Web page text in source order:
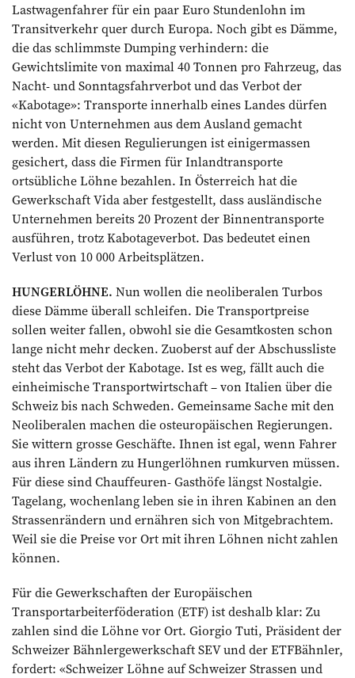
Lastwagenfahrer für ein paar Euro Stundenlohn im
Transitverkehr quer durch Europa. Noch gibt es Dämme,
die das schlimmste Dumping verhindern: die
Gewichtslimite von maximal 40 Tonnen pro Fahrzeug, das
Nacht- und Sonntagsfahrverbot und das Verbot der
«Kabotage»: Transporte innerhalb eines Landes dürfen
nicht von Unternehmen aus dem Ausland gemacht
werden. Mit diesen Regulierungen ist einigermassen
gesichert, dass die Firmen für Inlandtransporte
ortsübliche Löhne bezahlen. In Österreich hat die
Gewerkschaft Vida aber festgestellt, dass ausländische
Unternehmen bereits 20 Prozent der Binnentransporte
ausführen, trotz Kabotageverbot. Das bedeutet einen
Verlust von 10 000 Arbeitsplätzen.
HUNGERLÖHNE. Nun wollen die neoliberalen Turbos
diese Dämme überall schleifen. Die Transportpreise
sollen weiter fallen, obwohl sie die Gesamtkosten schon
lange nicht mehr decken. Zuoberst auf der Abschussliste
steht das Verbot der Kabotage. Ist es weg, fällt auch die
einheimische Transportwirtschaft – von Italien über die
Schweiz bis nach Schweden. Gemeinsame Sache mit den
Neoliberalen machen die osteuropäischen Regierungen.
Sie wittern grosse Geschäfte. Ihnen ist egal, wenn Fahrer
aus ihren Ländern zu Hungerlöhnen rumkurven müssen.
Für diese sind Chauffeuren- Gasthöfe längst Nostalgie.
Tagelang, wochenlang leben sie in ihren Kabinen an den
Strassenrändern und ernähren sich von Mitgebrachtem.
Weil sie die Preise vor Ort mit ihren Löhnen nicht zahlen
können.
Für die Gewerkschaften der Europäischen
Transportarbeiterföderation (ETF) ist deshalb klar: Zu
zahlen sind die Löhne vor Ort. Giorgio Tuti, Präsident der
Schweizer Bähnlergewerkschaft SEV und der ETFBähnler,
fordert: «Schweizer Löhne auf Schweizer Strassen und